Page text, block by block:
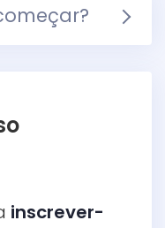
inscrever-